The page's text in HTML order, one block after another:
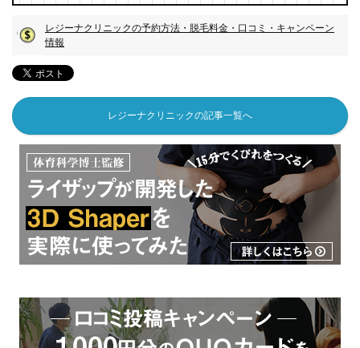
レジーナクリニックの予約方法・脱毛料金・口コミ・キャンペーン
情報
レジーナクリニックの記事一覧へ